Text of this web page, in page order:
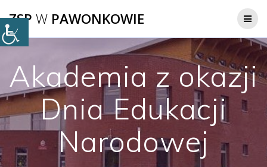
do
ZSP W PAWONKOWIE
Akademia z okazji
Dnia Edukacji
Narodowej